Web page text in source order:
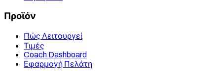
Προϊόν
Πώς Λειτουργεί
Τιμές
Coach Dashboard
Εφαρμογή Πελάτη